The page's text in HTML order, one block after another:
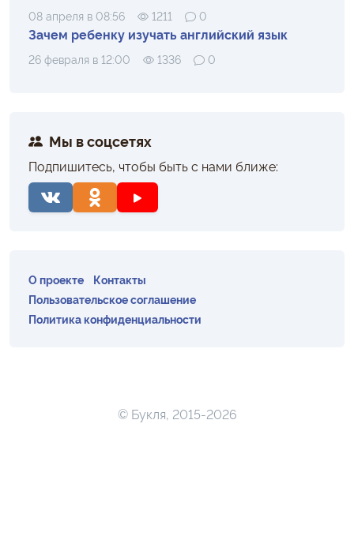
08 апреля в 08:56 1211 0
Зачем ребенку изучать английский язык
26 февраля в 12:00 1336 0
Мы в соцсетях
Подпишитесь, чтобы быть с нами ближе:
О проекте
Контакты
Пользовательское соглашение
Политика конфиденциальности
© Букля, 2015-2026